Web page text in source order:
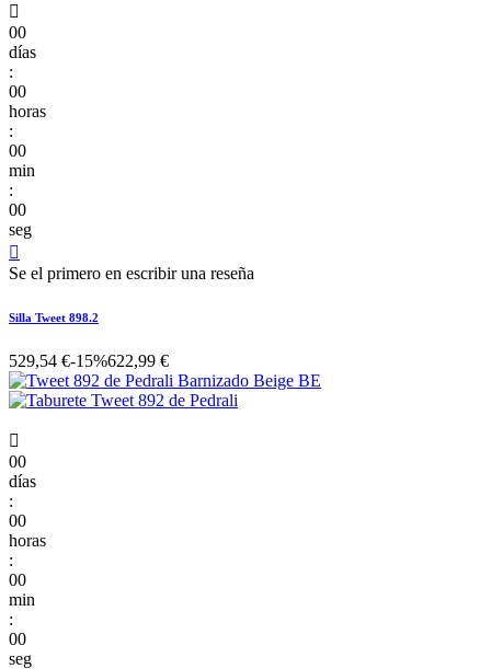

00
días
:
00
horas
:
00
min
:
00
seg

Se el primero en escribir una reseña
Silla Tweet 898.2
529,54 €-15%622,99 €

00
días
:
00
horas
:
00
min
:
00
seg